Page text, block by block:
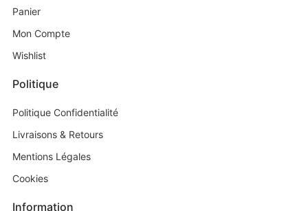
Panier
Mon Compte
Wishlist
Politique
Politique Confidentialité
Livraisons & Retours
Mentions Légales
Cookies
Information